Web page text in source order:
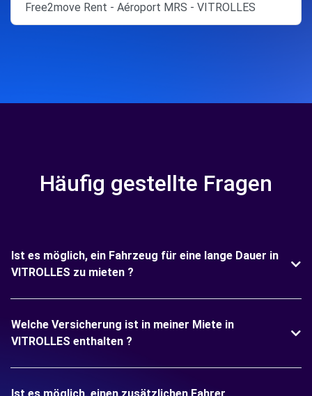
Free2move Rent - Aéroport MRS - VITROLLES
Häufig gestellte Fragen
Ist es möglich, ein Fahrzeug für eine lange Dauer in
VITROLLES zu mieten ?
Welche Versicherung ist in meiner Miete in
VITROLLES enthalten ?